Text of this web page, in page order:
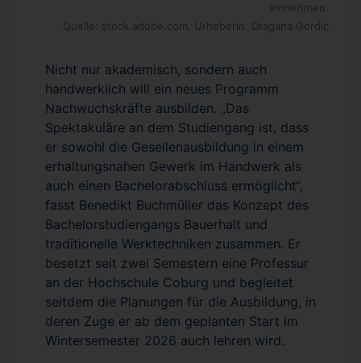
einnehmen.
Quelle: stock.adobe.com, Urheberin: Dragana Gordic
Nicht nur akademisch, sondern auch
handwerklich will ein neues Programm
Nachwuchskräfte ausbilden. „Das
Spektakuläre an dem Studiengang ist, dass
er sowohl die Gesellenausbildung in einem
erhaltungsnahen Gewerk im Handwerk als
auch einen Bachelorabschluss ermöglicht“,
fasst Benedikt Buchmüller das Konzept des
Bachelorstudiengangs Bauerhalt und
traditionelle Werktechniken zusammen. Er
besetzt seit zwei Semestern eine Professur
an der Hochschule Coburg und begleitet
seitdem die Planungen für die Ausbildung, in
deren Zuge er ab dem geplanten Start im
Wintersemester 2026 auch lehren wird.